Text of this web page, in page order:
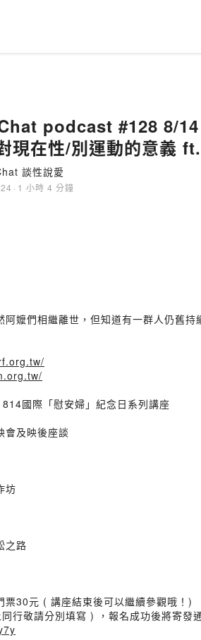
podcast #128 8/14
現在性/別運動的意義
談性說愛
· 1 小時 4 分鐘
阿嬤們相繼離世，但知道有一群人仍舊
國際「慰安婦」紀念日系列講座
及映後座談
坊
之路
票30元 ( 講座結束後可以繼續參觀哦！)
行敬請分別填寫 ) ，報名成功後將寄發